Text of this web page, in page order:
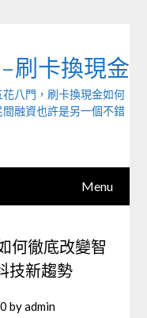
刷卡換現金
八門，刷卡換現金如何
融資也許是另一個不錯
Menu
何徹底改變智
技新趨勢
byadmin